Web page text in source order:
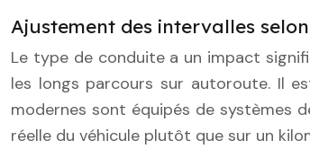
Ajustement des intervalles
Le type de conduite a un impact
les longs parcours sur autoroute. Il
modernes sont équipés de systèmes
réelle du véhicule plutôt que sur un